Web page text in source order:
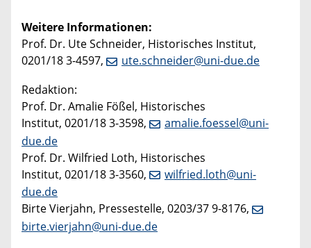
Weitere Informationen:
Prof. Dr. Ute Schneider, Historisches Institut,
0201/18 3-4597,
ute.schneider@uni-due.de
Redaktion:
Prof. Dr. Amalie Fößel, Historisches
Institut, 0201/18 3-3598,
amalie.foessel@uni-
due.de
Prof. Dr. Wilfried Loth, Historisches
Institut, 0201/18 3-3560,
wilfried.loth@uni-
due.de
Birte Vierjahn, Pressestelle, 0203/37 9-8176,
birte.vierjahn@uni-due.de